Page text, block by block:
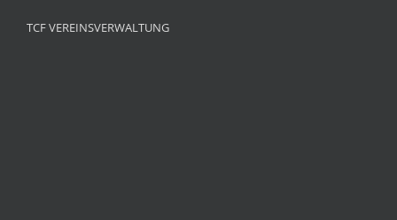
TCF VEREINSVERWALTUNG